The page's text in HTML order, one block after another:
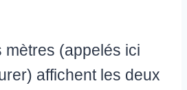
mètres (appelés ici
affichent les deux